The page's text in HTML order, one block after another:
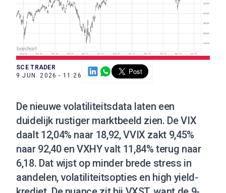
SCE TRADER
9 JUN. 2026 - 11:26
De nieuwe volatiliteitsdata laten een
duidelijk rustiger marktbeeld zien. De VIX
daalt 12,04% naar 18,92, VVIX zakt 9,45%
naar 92,40 en VXHY valt 11,84% terug naar
6,18. Dat wijst op minder brede stress in
aandelen, volatiliteitsopties en high yield-